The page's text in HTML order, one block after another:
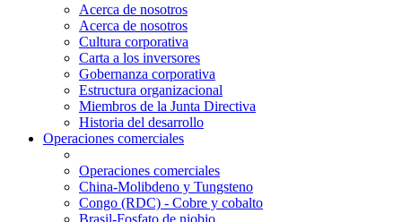
Acerca de nosotros
Acerca de nosotros
Cultura corporativa
Carta a los inversores
Gobernanza corporativa
Estructura organizacional
Miembros de la Junta Directiva
Historia del desarrollo
Operaciones comerciales
Operaciones comerciales
China-Molibdeno y Tungsteno
Congo (RDC) - Cobre y cobalto
Brasil-Fosfato de niobio